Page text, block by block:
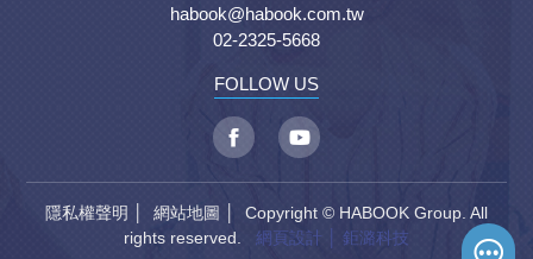
habook@habook.com.tw
02-2325-5668
FOLLOW US
隱私權聲明 網站地圖
│ Copyright © HABOOK Group. All
rights reserved. 網頁設計 │ 鉅潞科技